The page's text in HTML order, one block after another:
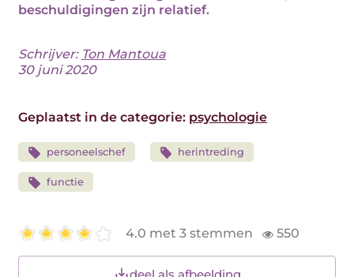
beschuldigingen zijn relatief.
Schrijver: Ton Mantoua
30 juni 2020
Geplaatst in de categorie: psychologie
personeelschef herintreding
functie
4.0 met 3 stemmen 550
deel als afbeelding